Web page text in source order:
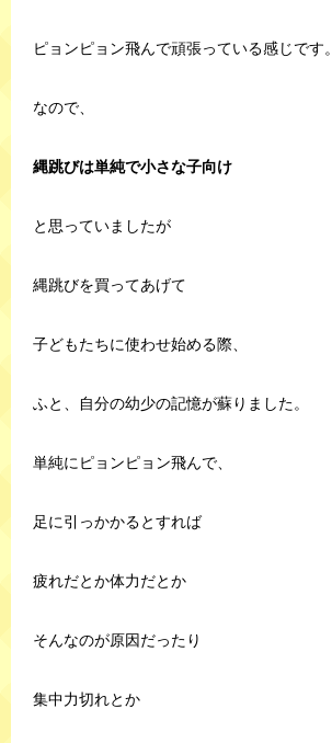
ピョンピョン飛んで頑張っている感じです。
なので、
縄跳びは単純で小さな子向け
と思っていましたが
縄跳びを買ってあげて
子どもたちに使わせ始める際、
ふと、自分の幼少の記憶が蘇りました。
単純にピョンピョン飛んで、
足に引っかかるとすれば
疲れだとか体力だとか
そんなのが原因だったり
集中力切れとか